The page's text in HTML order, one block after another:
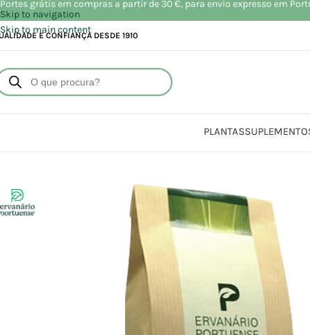
Skip to navigation
Skip to main content
E CONFIANÇA DESDE 1910
PLANTAS
Portes grátis em compras a partir de 30 €, para envio expresso em